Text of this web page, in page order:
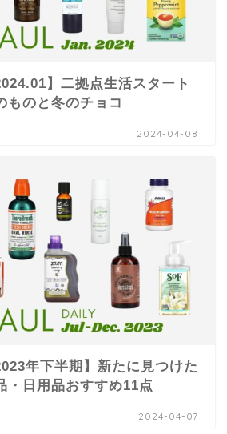
】二拠点生活スタート
ものと冬のチョコ
2024-04-08
年下半期】新たに見つけた
・日用品おすすめ11点
2024-04-07